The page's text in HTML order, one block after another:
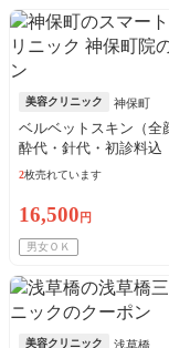
美容クリニック 神保町
ベルベットスキン（
酔代・針代・初診料込
2枚売れています
16,500 円
男女ＯＫ
美容クリニック 浅草橋